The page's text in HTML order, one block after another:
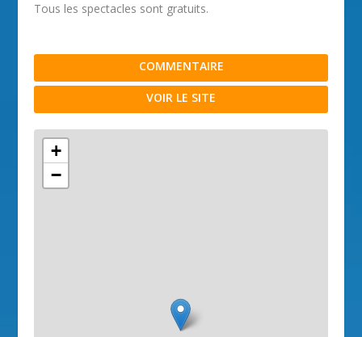
Tous les spectacles sont gratuits.
COMMENTAIRE
VOIR LE SITE
+
−